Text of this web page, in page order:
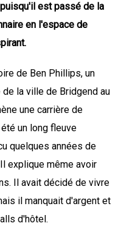
est passé de la
en l'espace de
de Ben Phillips, un
la ville de Bridgend au
une carrière de
un long fleuve
quelques années de
explique même avoir
Il avait décidé de vivre
il manquait d'argent et
d'hôtel.